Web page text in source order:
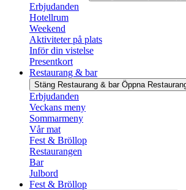
Erbjudanden
Hotellrum
Weekend
Aktiviteter på plats
Inför din vistelse
Presentkort
Restaurang & bar
Stäng Restaurang & bar Öppna
Erbjudanden
Veckans meny
Sommarmeny
Vår mat
Fest & Bröllop
Restaurangen
Bar
Julbord
Fest & Bröllop